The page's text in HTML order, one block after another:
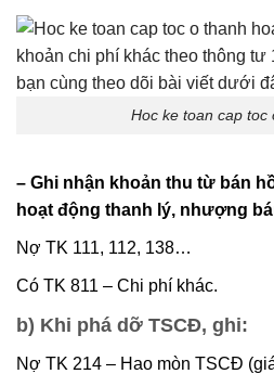
Hoc ke toan cap toc
– Ghi nhận khoản thu từ bán
hoạt động thanh lý, nhượng
Nợ TK 111, 112, 138…
Có TK 811 – Chi phí khác.
b) Khi phá dỡ TSCĐ, ghi:
Nợ TK 214 – Hao mòn TSCĐ